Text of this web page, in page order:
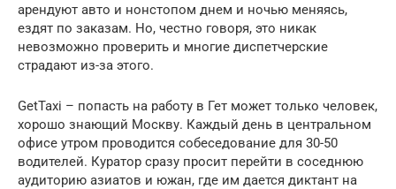
арендуют авто и нонстопом днем и ночью меняясь,
ездят по заказам. Но, честно говоря, это никак
невозможно проверить и многие диспетчерские
страдают из-за этого.
GetTaxi – попасть на работу в Гет может только человек,
хорошо знающий Москву. Каждый день в центральном
офисе утром проводится собеседование для 30-50
водителей. Куратор сразу просит перейти в соседнюю
аудиторию азиатов и южан, где им дается диктант на